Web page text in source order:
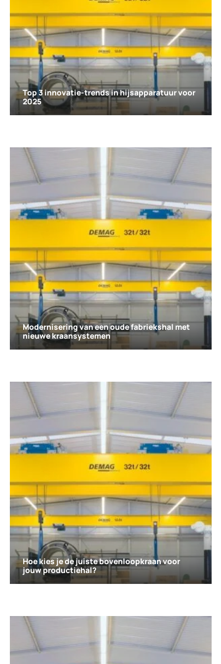
Top 3 innovatie-trends in hijsapparatuur voor
2025
Modernisering van een oude fabriekshal met
nieuwe kraansystemen
Hoe kies je de juiste bovenloopkraan voor
jouw productiehal?